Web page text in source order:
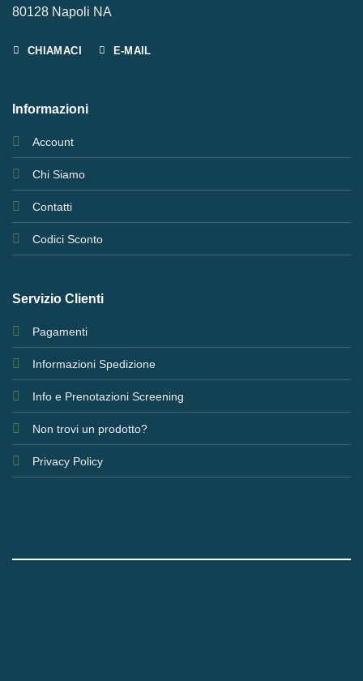
80128 Napoli NA
CHIAMACI E-MAIL
Informazioni
Account
Chi Siamo
Contatti
Codici Sconto
Servizio Clienti
Pagamenti
Informazioni Spedizione
Info e Prenotazioni Screening
Non trovi un prodotto?
Privacy Policy